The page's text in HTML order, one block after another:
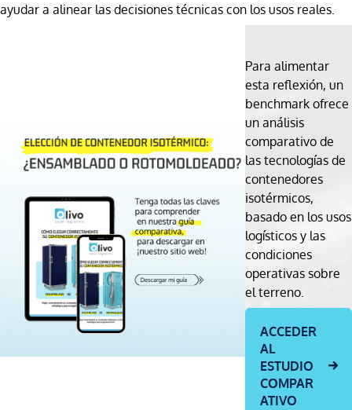
ayudar a alinear las decisiones técnicas con los usos reales.
Para alimentar
esta reflexión, un
benchmark ofrece
un análisis
comparativo de
las tecnologías de
contenedores
isotérmicos,
basado en los usos
logísticos y las
condiciones
operativas sobre
el terreno.
ACCEDER
AL
ESTUDIO
COMPAR
ATIVO